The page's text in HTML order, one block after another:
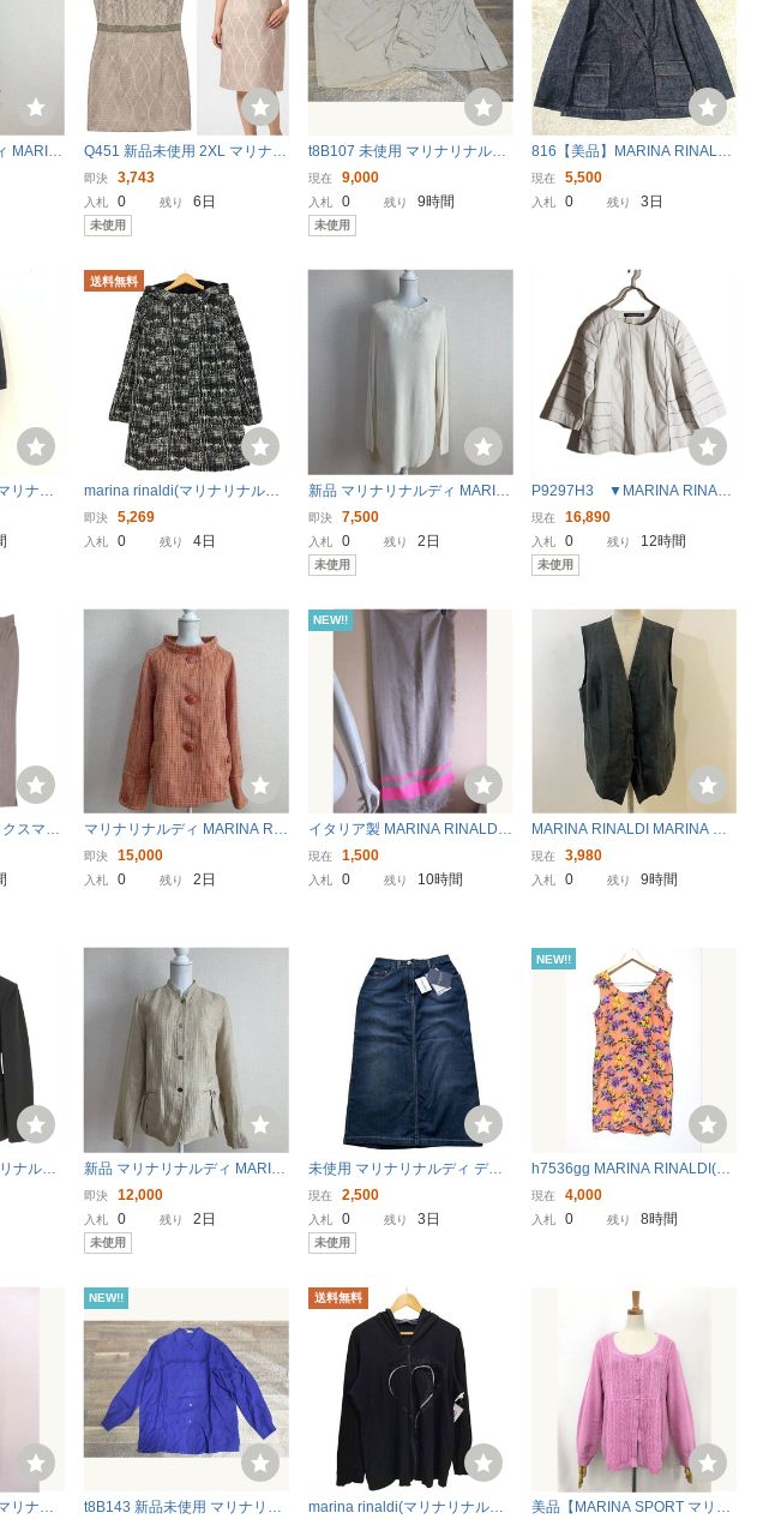
MARIN
ニット
春秋
Q451 新品未使用 2XL マリナリ
ナルディ 大きいサイズ ワンピ
レディース
即決 3,743
入札 0 残り 6日
未使用
t8B107 未使用 マリナリナルデ
ィ MARINA RINALDI 大きなサ
イズ23 サイズスーツ セットア
ップ ジャケット スカート シル
ク レディース タグ
現在 9,000
入札 0 残り 9時間
未使用
816【美品】MARINA RINALDI
MAX&Co.マリナ リナルディ マ
ックスアンドコー ダブルデニ
現在 5,500
入札 0 残り 3日
ナリ
イヤー
ト ア
送料無料
marina rinaldi(マリナリナルデ
ィ) 総柄 スナップボタン フーデ
ットコート レディース 1 中古
即決 5,269
入札 0 残り 4日
新品 マリナリナルディ MARIN
A RINALDI 白 ロングニット XL
イタリア製 大きいサイズ
即決 7,500
入札 0 残り 2日
未使用
P9297H3 ▼MARINA RINAL
DI マリナリナルディ▼ ノー
カラー 羊革 レザージャケット
ホワイト / 7分袖 春秋
現在 16,890
入札 0 残り 12時間
未使用
スマー
ナリナ
チェッ
マリナリナルディ MARINA RIN
ALDI オレンジ コート 21 イタ
リア製 大きいサイズ 美品
即決 15,000
入札 0 残り 2日
NEW!!
イタリア製 MARINA RINALDI
マリナリナルディ マフラー ス
トール ショール ベージュ×ピン
現在 1,500
入札 0 残り 10時間
MARINA RINALDI MARINA SP
ORT リネンベスト ジレ ノース
リーブ Vネック 黒 ブラック 上
現在 3,980
入札 0 残り 9時間
ナルデ
レ
0144
新品 マリナリナルディ MARIN
A RINALDI 麻100%ジャケット
21 ポーランド製 大きいサイズ
伊勢丹
即決 12,000
入札 0 残り 2日
未使用
未使用 マリナリナルディ デニ
ムスカート 13号 マリナスポー
ツ インディゴブルー
現在 2,500
入札 0 残り 3日
未使用
NEW!!
h7536gg MARINA RINALDI(マ
リナ リナルディ) サイズ21(L
位) ノースリーブワンピース 花
現在 4,000
入札 0 残り 8時間
リナリ
NEW!!
t8B143 新品未使用 マリナリナ
送料無料
marina rinaldi(マリナリナルデ
美品【MARINA SPORT マリナ